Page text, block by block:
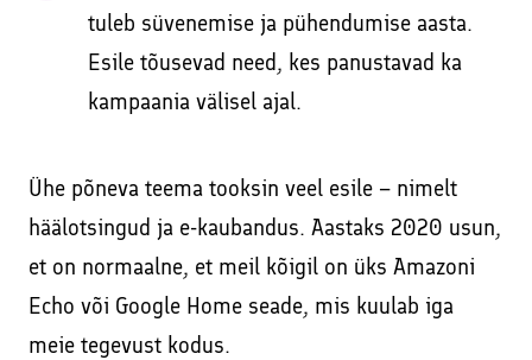
tuleb süvenemise ja pühendumise aasta.
Esile tõusevad need, kes panustavad ka
kampaania välisel ajal.
Ühe põneva teema tooksin veel esile – nimelt
häälotsingud ja e-kaubandus. Aastaks 2020 usun,
et on normaalne, et meil kõigil on üks Amazoni
Echo või Google Home seade, mis kuulab iga
meie tegevust kodus.